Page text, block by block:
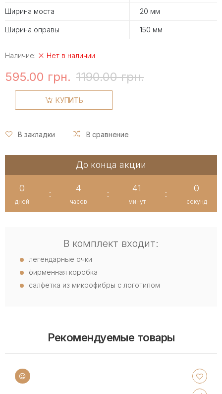
Ширина моста 20 мм
Ширина оправы 150 мм
Наличие: Нет в наличии
595.00 грн. 1190.00 грн.
КУПИТЬ
В закладки В сравнение
До конца акции
0
дней
:
4
часов
:
41
минут
:
0
секунд
В комплект входит:
легендарные очки
фирменная коробка
салфетка из микрофибры с логотипом
Рекомендуемые товары